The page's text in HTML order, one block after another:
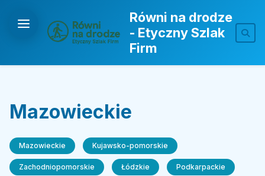
Równi na drodze
- Etyczny Szlak
Firm
Mazowieckie
Mazowieckie Kujawsko-pomorskie
Zachodniopomorskie Łódzkie Podkarpackie